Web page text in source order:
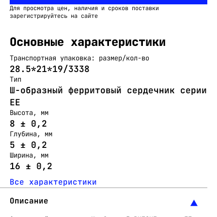
Для просмотра цен, наличия и сроков поставки
зарегистрируйтесь на сайте
Основные характеристики
Транспортная упаковка: размер/кол-во
28.5*21*19/3338
Тип
Ш-образный ферритовый сердечник серии
ЕЕ
Высота, мм
8 ± 0,2
Глубина, мм
5 ± 0,2
Ширина, мм
16 ± 0,2
Все характеристики
Описание